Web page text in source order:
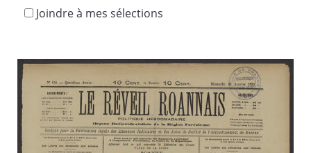
Joindre à mes sélections